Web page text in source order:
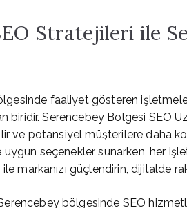
Stratejileri ile
faaliyet gösteren
biridir. Serencebey Bölgesi SEO
ve potansiyel müşterilere daha
uygun seçenekler sunarken, her
markanızı güçlendirin, dijitalde
bölgesinde SEO